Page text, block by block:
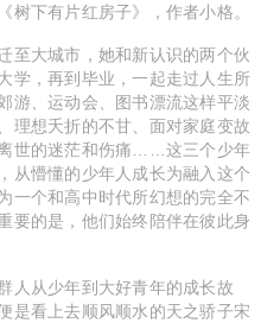
树下有片红房子》，作者小格。
至大城市，她和新认识的两个伙
学，再到毕业，一起走过人生所
游、运动会、图书漂流这样平淡
理想夭折的不甘、面对家庭变故
世的迷茫和伤痛……这三个少年
从懵懂的少年人成长为融入这个
一个和高中时代所幻想的完全不
要的是，他们始终陪伴在彼此身
人从少年到大好青年的成长故
是看上去顺风顺水的天之骄子宋